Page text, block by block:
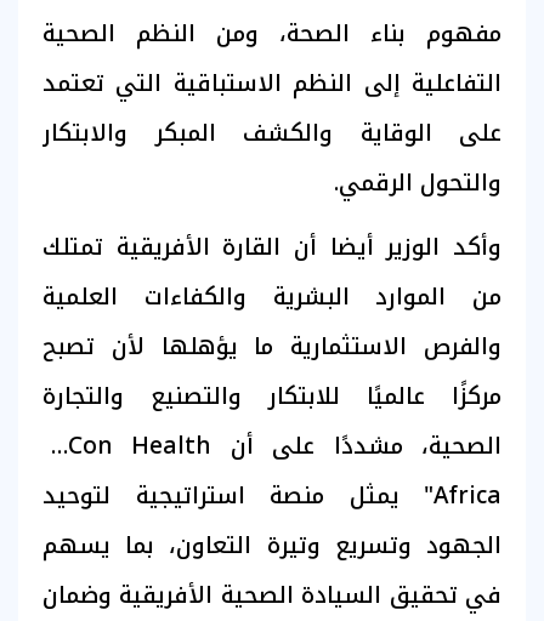
مفهوم بناء الصحة، ومن النظم الصحية
التفاعلية إلى النظم الاستباقية التي تعتمد
على الوقاية والكشف المبكر والابتكار
والتحول الرقمي.
وأكد الوزير أيضا أن القارة الأفريقية تمتلك
من الموارد البشرية والكفاءات العلمية
والفرص الاستثمارية ما يؤهلها لأن تصبح
مركزًا عالميًا للابتكار والتصنيع والتجارة
الصحية، مشددًا على أن ExCon Health
Africa" يمثل منصة استراتيجية لتوحيد
الجهود وتسريع وتيرة التعاون، بما يسهم
في تحقيق السيادة الصحية الأفريقية وضمان